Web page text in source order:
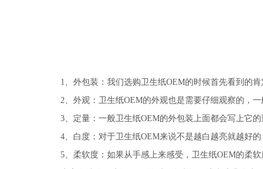
1、外包装：我们选购卫生纸OEM的时候首先看到的肯
2、外观：卫生纸OEM的外观也是需要仔细观察的，一
3、定量：一般卫生纸OEM的外包装上面都会写上它的
4、白度：对于卫生纸OEM来说不是越白越亮就越好的
5、柔软度：如果从手感上来感受，卫生纸OEM的柔软